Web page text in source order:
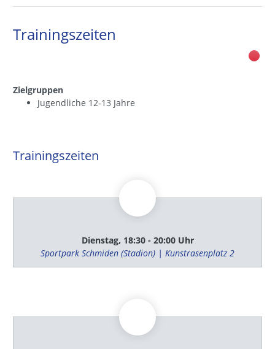
Trainingszeiten
Zielgruppen
Jugendliche 12-13 Jahre
Trainingszeiten
Dienstag, 18:30 - 20:00 Uhr
Sportpark Schmiden (Stadion) | Kunstrasenplatz 2